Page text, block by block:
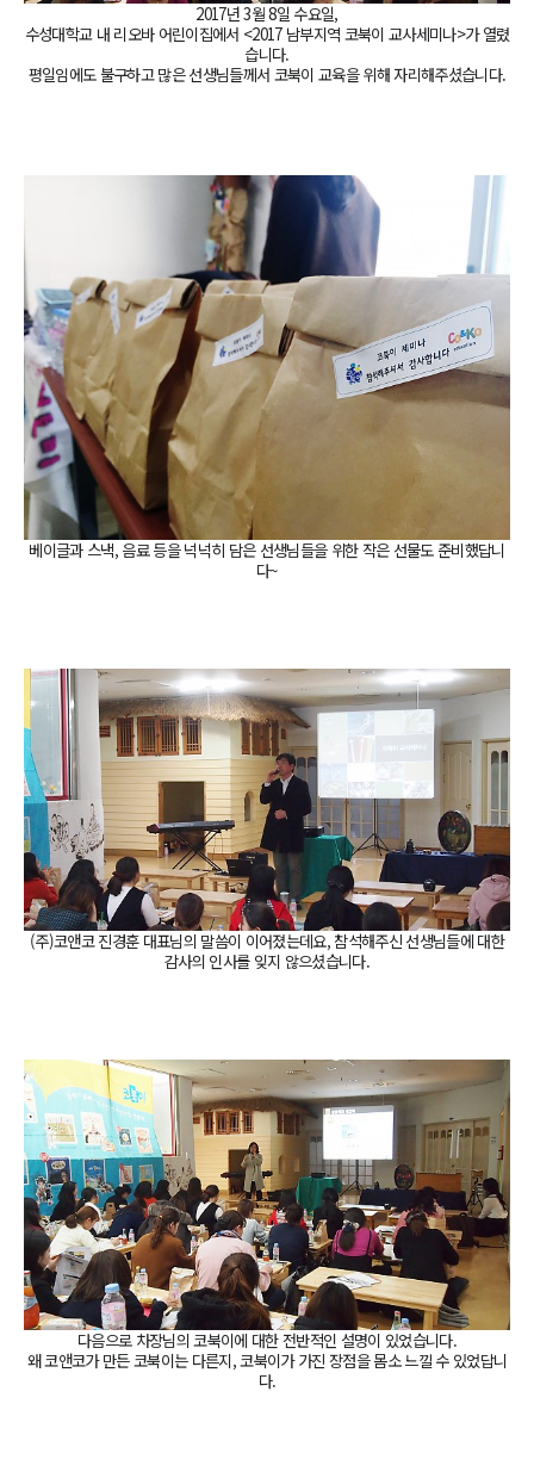
2017년 3월 8일 수요일,
수성대학교 내 리오바 어린이집에서 <2017 남부지역 코북이 교사세미나>가 열렸
습니다.
평일임에도 불구하고 많은 선생님들께서 코북이 교육을 위해 자리해주셨습니다.
베이글과 스낵, 음료 등을 넉넉히 담은 선생님들을 위한 작은 선물도 준비했답니
다~
(주)코앤코 진경훈 대표님의 말씀이 이어졌는데요,참석해주신 선생님들에 대한
감사의 인사를 잊지 않으셨습니다.
다음으로 차장님의 코북이에 대한 전반적인 설명이 있었습니다.
왜 코앤코가 만든 코북이는 다른지, 코북이가 가진 장점을 몸소 느낄 수 있었답니
다.